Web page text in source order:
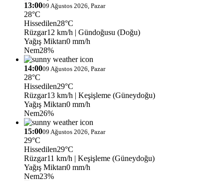
13:0009 Ağustos 2026, Pazar
28°C
Hissedilen28°C
Rüzgar12 km/h | Gündoğusu (Doğu)
Yağış Miktarı0 mm/h
Nem28%
14:0009 Ağustos 2026, Pazar
28°C
Hissedilen29°C
Rüzgar13 km/h | Keşişleme (Güneydoğu)
Yağış Miktarı0 mm/h
Nem26%
15:0009 Ağustos 2026, Pazar
29°C
Hissedilen29°C
Rüzgar11 km/h | Keşişleme (Güneydoğu)
Yağış Miktarı0 mm/h
Nem23%